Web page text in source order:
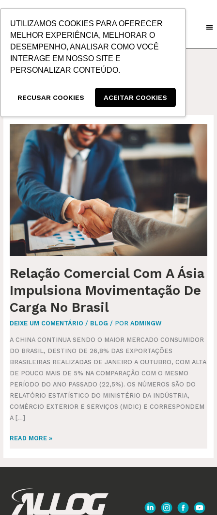
UTILIZAMOS COOKIES PARA OFERECER
MELHOR EXPERIÊNCIA, MELHORAR O
DESEMPENHO, ANALISAR COMO VOCÊ
INTERAGE EM NOSSO SITE E
PERSONALIZAR CONTEÚDO.
RECUSAR COOKIES ACEITAR COOKIES
CONTEÚDO
Exportação Ásia
Relação Comercial Com A Ásia
Impulsiona Movimentação De
Carga No Brasil
DEIXE UM COMENTÁRIO / BLOG / POR ADMINGW
A CHINA CONTINUA SENDO O MAIOR MERCADO CONSUMIDOR
DO BRASIL, DESTINO DE 26,8% DAS EXPORTAÇÕES
BRASILEIRAS REALIZADAS DE JANEIRO A OUTUBRO, COM ALTA
DE POUCO MAIS DE 5% NA COMPARAÇÃO COM O MESMO
PERÍODO DO ANO PASSADO (22,5%). OS NÚMEROS SÃO DO
RELATÓRIO ESTATÍSTICO DO MINISTÉRIO DA INDÚSTRIA,
COMÉRCIO EXTERIOR E SERVIÇOS (MDIC) E CORRESPONDEM
A […]
RELAÇÃO
COMERCIAL
COM
ÁSIA
IMPULSIONA
MOVIMENTAÇÃO
DE
CARGA
BRASIL
READ MORE »